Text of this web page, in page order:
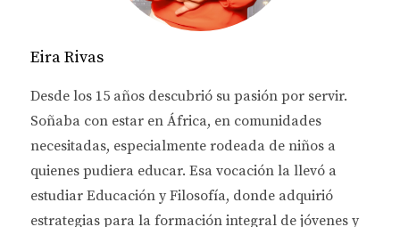
COMPARATIVA ENTRE
BANCOS TRADICIONALES Y
FINTECHS
Cuando se trata de obtener un préstamo, es crucial
entender las diferencias entre los bancos
tradicionales y las fintechs. Los bancos suelen tener
procesos más rígidos y requisitos estrictos que
Eira Rivas
Desde los 15 años descubrió su pasión por servir.
Soñaba con estar en África, en comunidades
necesitadas, especialmente rodeada de niños a
quienes pudiera educar. Esa vocación la llevó a
estudiar Educación y Filosofía, donde adquirió
estrategias para la formación integral de jóvenes y